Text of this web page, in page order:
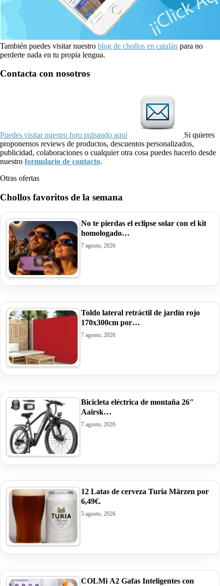
También puedes visitar nuestro blog de chollos en catalán para no
perderte nada en tu propia lengua.
Contacta con nosotros
Puedes visitar nuestro foro pulsando aquí
Si quieres
proponernos reviews de productos, descuentos personalizados,
publicidad, colaboraciones o cualquier otra cosa puedes hacerlo desde
nuestro formulario de contacto.
Otras ofertas
Chollos favoritos de la semana
No te pierdas el eclipse solar con el kit
homologado…
7 agosto, 2026
Toldo lateral retráctil de jardín rojo
170x300cm por…
7 agosto, 2026
Bicicleta eléctrica de montaña 26″
Aairsk…
7 agosto, 2026
12 Latas de cerveza Turia Märzen por
6,49€.
5 agosto, 2026
COLMi A2 Gafas Inteligentes con